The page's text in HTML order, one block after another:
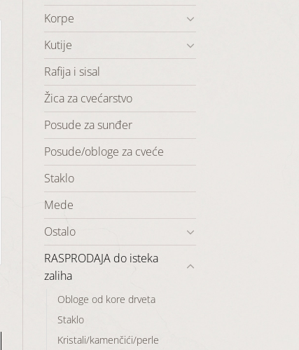
Korpe
Kutije
Rafija i sisal
Žica za cvećarstvo
Posude za sunđer
Posude/obloge za cveće
Staklo
Mede
Ostalo
RASPRODAJA do isteka
zaliha
Obloge od kore drveta
Staklo
Kristali/kamenčići/perle